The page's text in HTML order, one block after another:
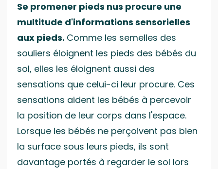
Se promener pieds nus procure une
multitude d'informations sensorielles
aux pieds. Comme les semelles des
souliers éloignent les pieds des bébés du
sol, elles les éloignent aussi des
sensations que celui-ci leur procure. Ces
sensations aident les bébés à percevoir
la position de leur corps dans l'espace.
Lorsque les bébés ne perçoivent pas bien
la surface sous leurs pieds, ils sont
davantage portés à regarder le sol lors